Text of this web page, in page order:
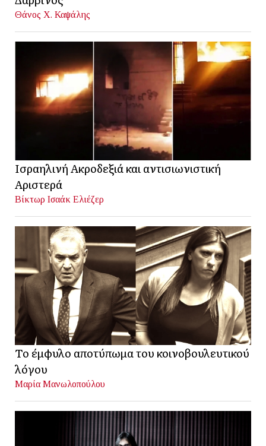
Θάνος Χ. Καψάλης
Ισραηλινή Ακροδεξιά και αντισιωνιστική
Αριστερά
Βίκτωρ Ισαάκ Ελιέζερ
Το έμφυλο αποτύπωμα του κοινοβουλευτικού
λόγου
Μαρία Μανωλοπούλου